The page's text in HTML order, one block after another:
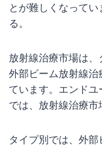
とが難しくなって
る。
放射線治療市場は
外部ビーム放射線
ています。エンド
では、放射線治療市
タイプ別では、外